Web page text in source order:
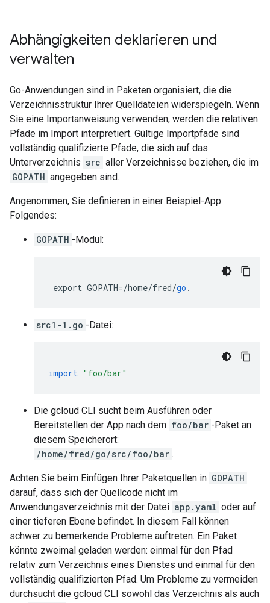
Abhängigkeiten deklarieren und
verwalten
Go-Anwendungen sind in Paketen organisiert, die die
Verzeichnisstruktur Ihrer Quelldateien widerspiegeln. Wenn
Sie eine Importanweisung verwenden, werden die relativen
Pfade im Import interpretiert. Gültige Importpfade sind
vollständig qualifizierte Pfade, die sich auf das
Unterverzeichnis src aller Verzeichnisse beziehen, die im
GOPATH angegeben sind.
Angenommen, Sie definieren in einer Beispiel-App
Folgendes:
GOPATH -Modul:
export GOPATH=/home/fred/go .
src1-1.go -Datei:
import "foo/bar"
Die gcloud CLI sucht beim Ausführen oder
Bereitstellen der App nach dem foo/bar -Paket an
diesem Speicherort:
/home/fred/go/src/foo/bar .
Achten Sie beim Einfügen Ihrer Paketquellen in GOPATH
darauf, dass sich der Quellcode nicht im
Anwendungsverzeichnis mit der Datei app.yaml oder auf
einer tieferen Ebene befindet. In diesem Fall können
schwer zu bemerkende Probleme auftreten. Ein Paket
könnte zweimal geladen werden: einmal für den Pfad
relativ zum Verzeichnis eines Dienstes und einmal für den
vollständig qualifizierten Pfad. Um Probleme zu vermeiden
durchsucht die gcloud CLI sowohl das Verzeichnis als auch